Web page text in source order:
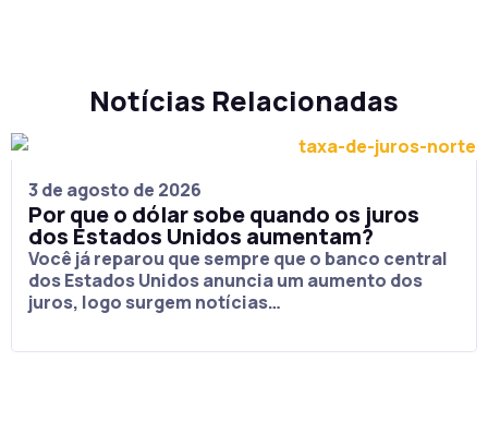
Notícias Relacionadas
3 de agosto de 2026
Por que o dólar sobe quando os juros
dos Estados Unidos aumentam?
Você já reparou que sempre que o banco central
dos Estados Unidos anuncia um aumento dos
juros, logo surgem notícias…